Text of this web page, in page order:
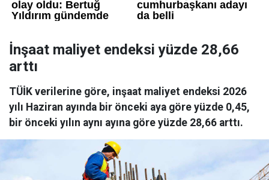
İnşaat maliyet endeksi yüzde 28,66
arttı
TÜİK verilerine göre, inşaat maliyet endeksi 2026
yılı Haziran ayında bir önceki aya göre yüzde 0,45,
bir önceki yılın aynı ayına göre yüzde 28,66 arttı.